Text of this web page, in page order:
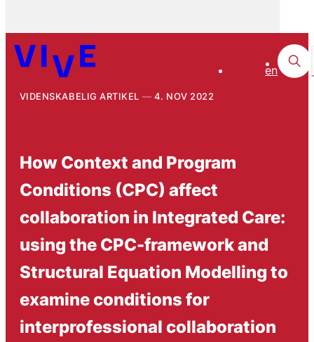
en
VIDENSKABELIG ARTIKEL 4. NOV 2022
How Context and Program
Conditions (CPC) affect
collaboration in Integrated Care:
using the CPC-framework and
Structural Equation Modelling to
examine conditions for
interprofessional collaboration